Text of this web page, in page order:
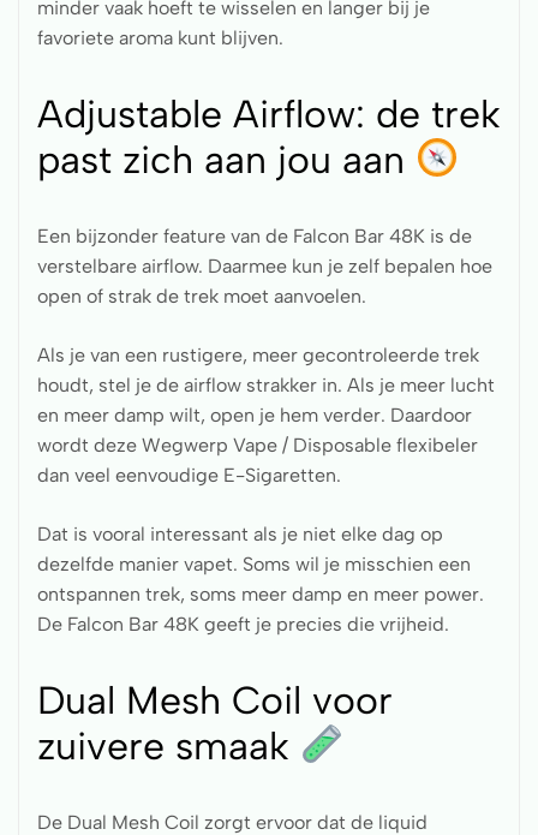
minder vaak hoeft te wisselen en langer bij je
favoriete aroma kunt blijven.
Adjustable Airflow: de trek
past zich aan jou aan
Een bijzonder feature van de Falcon Bar 48K is de
verstelbare airflow. Daarmee kun je zelf bepalen hoe
open of strak de trek moet aanvoelen.
Als je van een rustigere, meer gecontroleerde trek
houdt, stel je de airflow strakker in. Als je meer lucht
en meer damp wilt, open je hem verder. Daardoor
wordt deze Wegwerp Vape / Disposable flexibeler
dan veel eenvoudige E-Sigaretten.
Dat is vooral interessant als je niet elke dag op
dezelfde manier vapet. Soms wil je misschien een
ontspannen trek, soms meer damp en meer power.
De Falcon Bar 48K geeft je precies die vrijheid.
Dual Mesh Coil voor
zuivere smaak
De Dual Mesh Coil zorgt ervoor dat de liquid